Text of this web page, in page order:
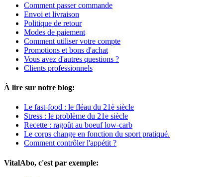
Comment passer commande
Envoi et livraison
Politique de retour
Modes de paiement
Comment utiliser votre compte
Promotions et bons d'achat
Vous avez d'autres questions ?
Clients professionnels
À lire sur notre blog:
Le fast-food : le fléau du 21è siècle
Stress : le problème du 21e siècle
Recette : ragoût au boeuf low-carb
Le corps change en fonction du sport pratiqué.
Comment contrôler l'appétit ?
VitalAbo, c'est par exemple: